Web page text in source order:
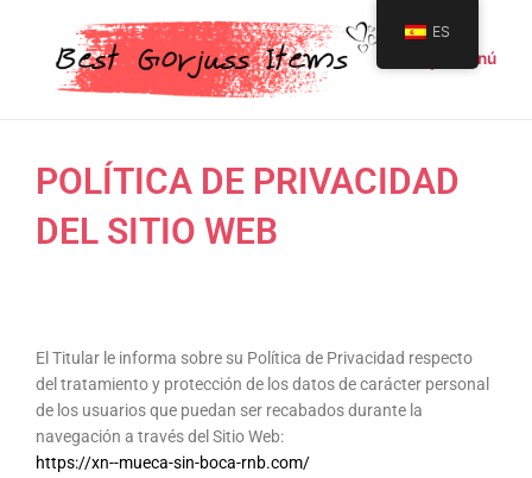
contenido
Main
Menu
Menú
POLÍTICA DE PRIVACIDAD
DEL SITIO WEB
El Titular le informa sobre su Política de Privacidad respecto
del tratamiento y protección de los datos de carácter personal
de los usuarios que puedan ser recabados durante la
navegación a través del Sitio Web:
https://xn--mueca-sin-boca-rnb.com/
ES